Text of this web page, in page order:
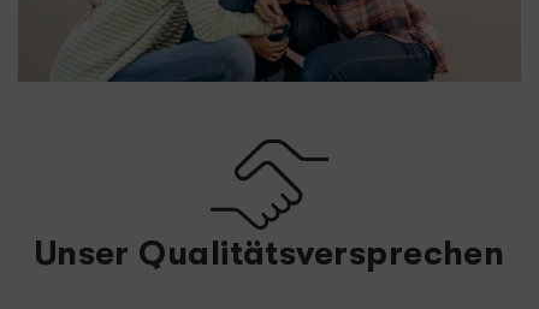
Unser Qualitäts­versprechen